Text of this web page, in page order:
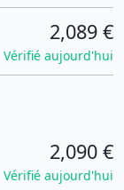
2,089 €
Vérifié aujourd'hui
2,090 €
Vérifié aujourd'hui